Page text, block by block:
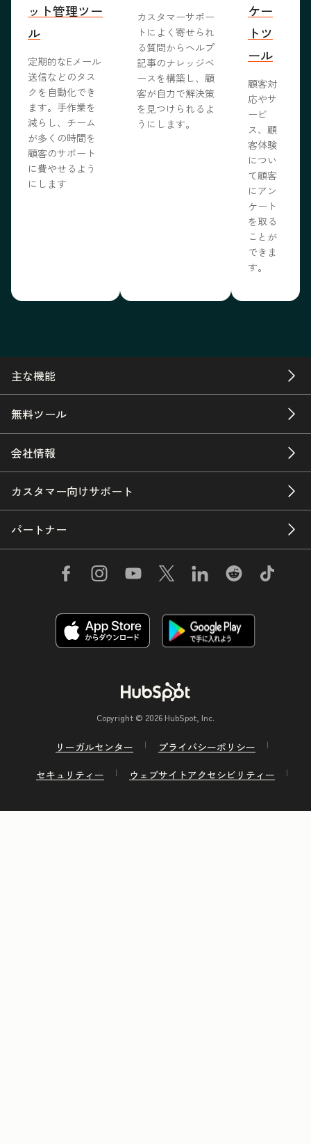
ット管理ツー
ル
定期的なEメール
送信などのタス
クを自動化でき
ます。手作業を
減らし、チーム
が多くの時間を
顧客のサポート
に費やせるよう
にします
カスタマーサポー
トによく寄せられ
る質問からヘルプ
記事のナレッジベ
ースを構築し、顧
客が自力で解決策
を見つけられるよ
うにします。
ケー
トツ
ール
顧客対
応やサ
ービ
ス、顧
客体験
につい
て顧客
にアン
ケート
を取る
ことが
できま
す。
主な機能
無料ツール
会社情報
カスタマー向けサポート
パートナー
Copyright © 2026 HubSpot, Inc.
リーガルセンター
プライバシーポリシー
セキュリティー
ウェブサイトアクセシビリティー